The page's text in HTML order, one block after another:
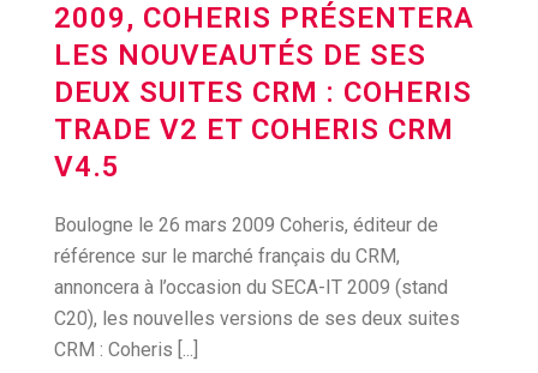
2009, COHERIS PRÉSENTERA
LES NOUVEAUTÉS DE SES
DEUX SUITES CRM : COHERIS
TRADE V2 ET COHERIS CRM
V4.5
Boulogne le 26 mars 2009 Coheris, éditeur de
référence sur le marché français du CRM,
annoncera à l’occasion du SECA-IT 2009 (stand
C20), les nouvelles versions de ses deux suites
CRM : Coheris [...]